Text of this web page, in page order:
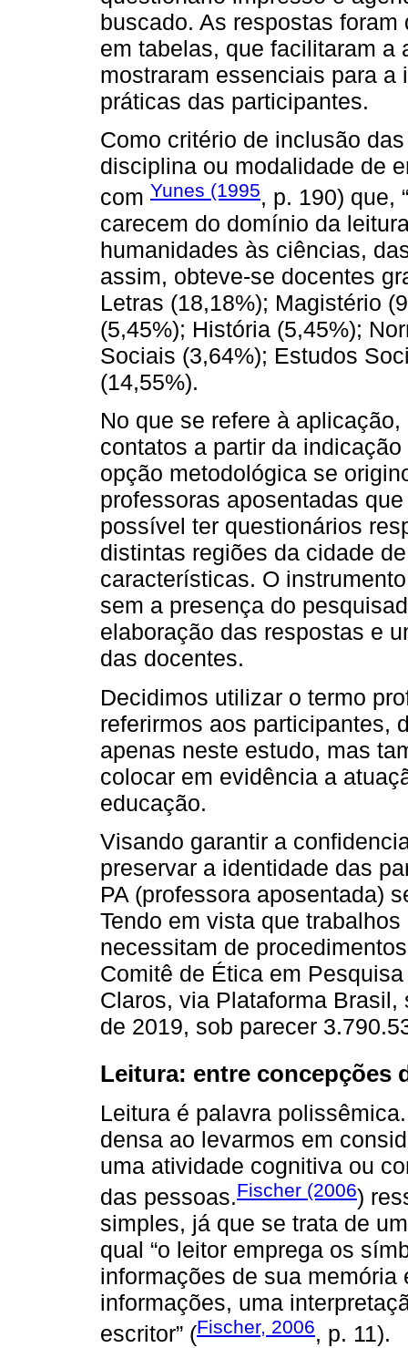
buscado. As respostas
em tabelas, que facilitaram a
mostraram essenciais para
práticas das participantes.
Como critério de inclusão
disciplina ou modalidade de
com Yunes (1995, p. 190) que,
carecem do domínio da
humanidades às ciências,
assim, obteve-se docentes
Letras (18,18%); Magistério
(5,45%); História (5,45%);
Sociais (3,64%); Estudos
(14,55%).
No que se refere à
contatos a partir da
opção metodológica se
professoras aposentadas
possível ter questionários
distintas regiões da cidade
características. O
sem a presença do
elaboração das respostas e
das docentes.
Decidimos utilizar o termo
referirmos aos participantes,
apenas neste estudo, mas
colocar em evidência a
educação.
Visando garantir a
preservar a identidade das
PA (professora aposentada)
Tendo em vista que
necessitam de
Comitê de Ética em
Claros, via Plataforma
de 2019, sob parecer
Leitura: entre concepções
Leitura é palavra
densa ao levarmos em
uma atividade cognitiva ou
das pessoas.Fischer (2006)
simples, já que se trata de
qual “o leitor emprega os
informações de sua
informações, uma
escritor” (Fischer, 2006, p. 11).